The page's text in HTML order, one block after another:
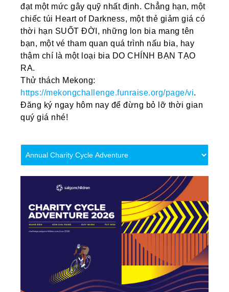
đạt một mức gây quỹ nhất định. Chẳng hạn, một
chiếc túi Heart of Darkness, một thẻ giảm giá có
thời hạn SUỐT ĐỜI, những lon bia mang tên
bạn, một vé tham quan quá trình nấu bia, hay
thậm chí là một loại bia DO CHÍNH BẠN TẠO
RA.
Thử thách Mekong:
https://mekongchallenge.funraise.org/page/vi.
Đăng ký ngay hôm nay để đừng bỏ lỡ thời gian
quý giá nhé!